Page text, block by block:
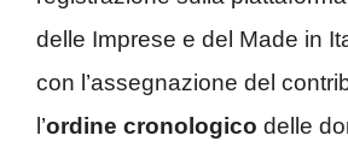
delle Imprese e del Made in
con l’assegnazione del
l’ordine cronologico delle